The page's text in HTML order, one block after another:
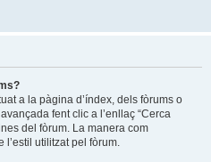
a la pàgina d’índex, dels fòrums o
fent clic a l’enllaç “Cerca
del fòrum. La manera com
l’estil utilitzat pel fòrum.